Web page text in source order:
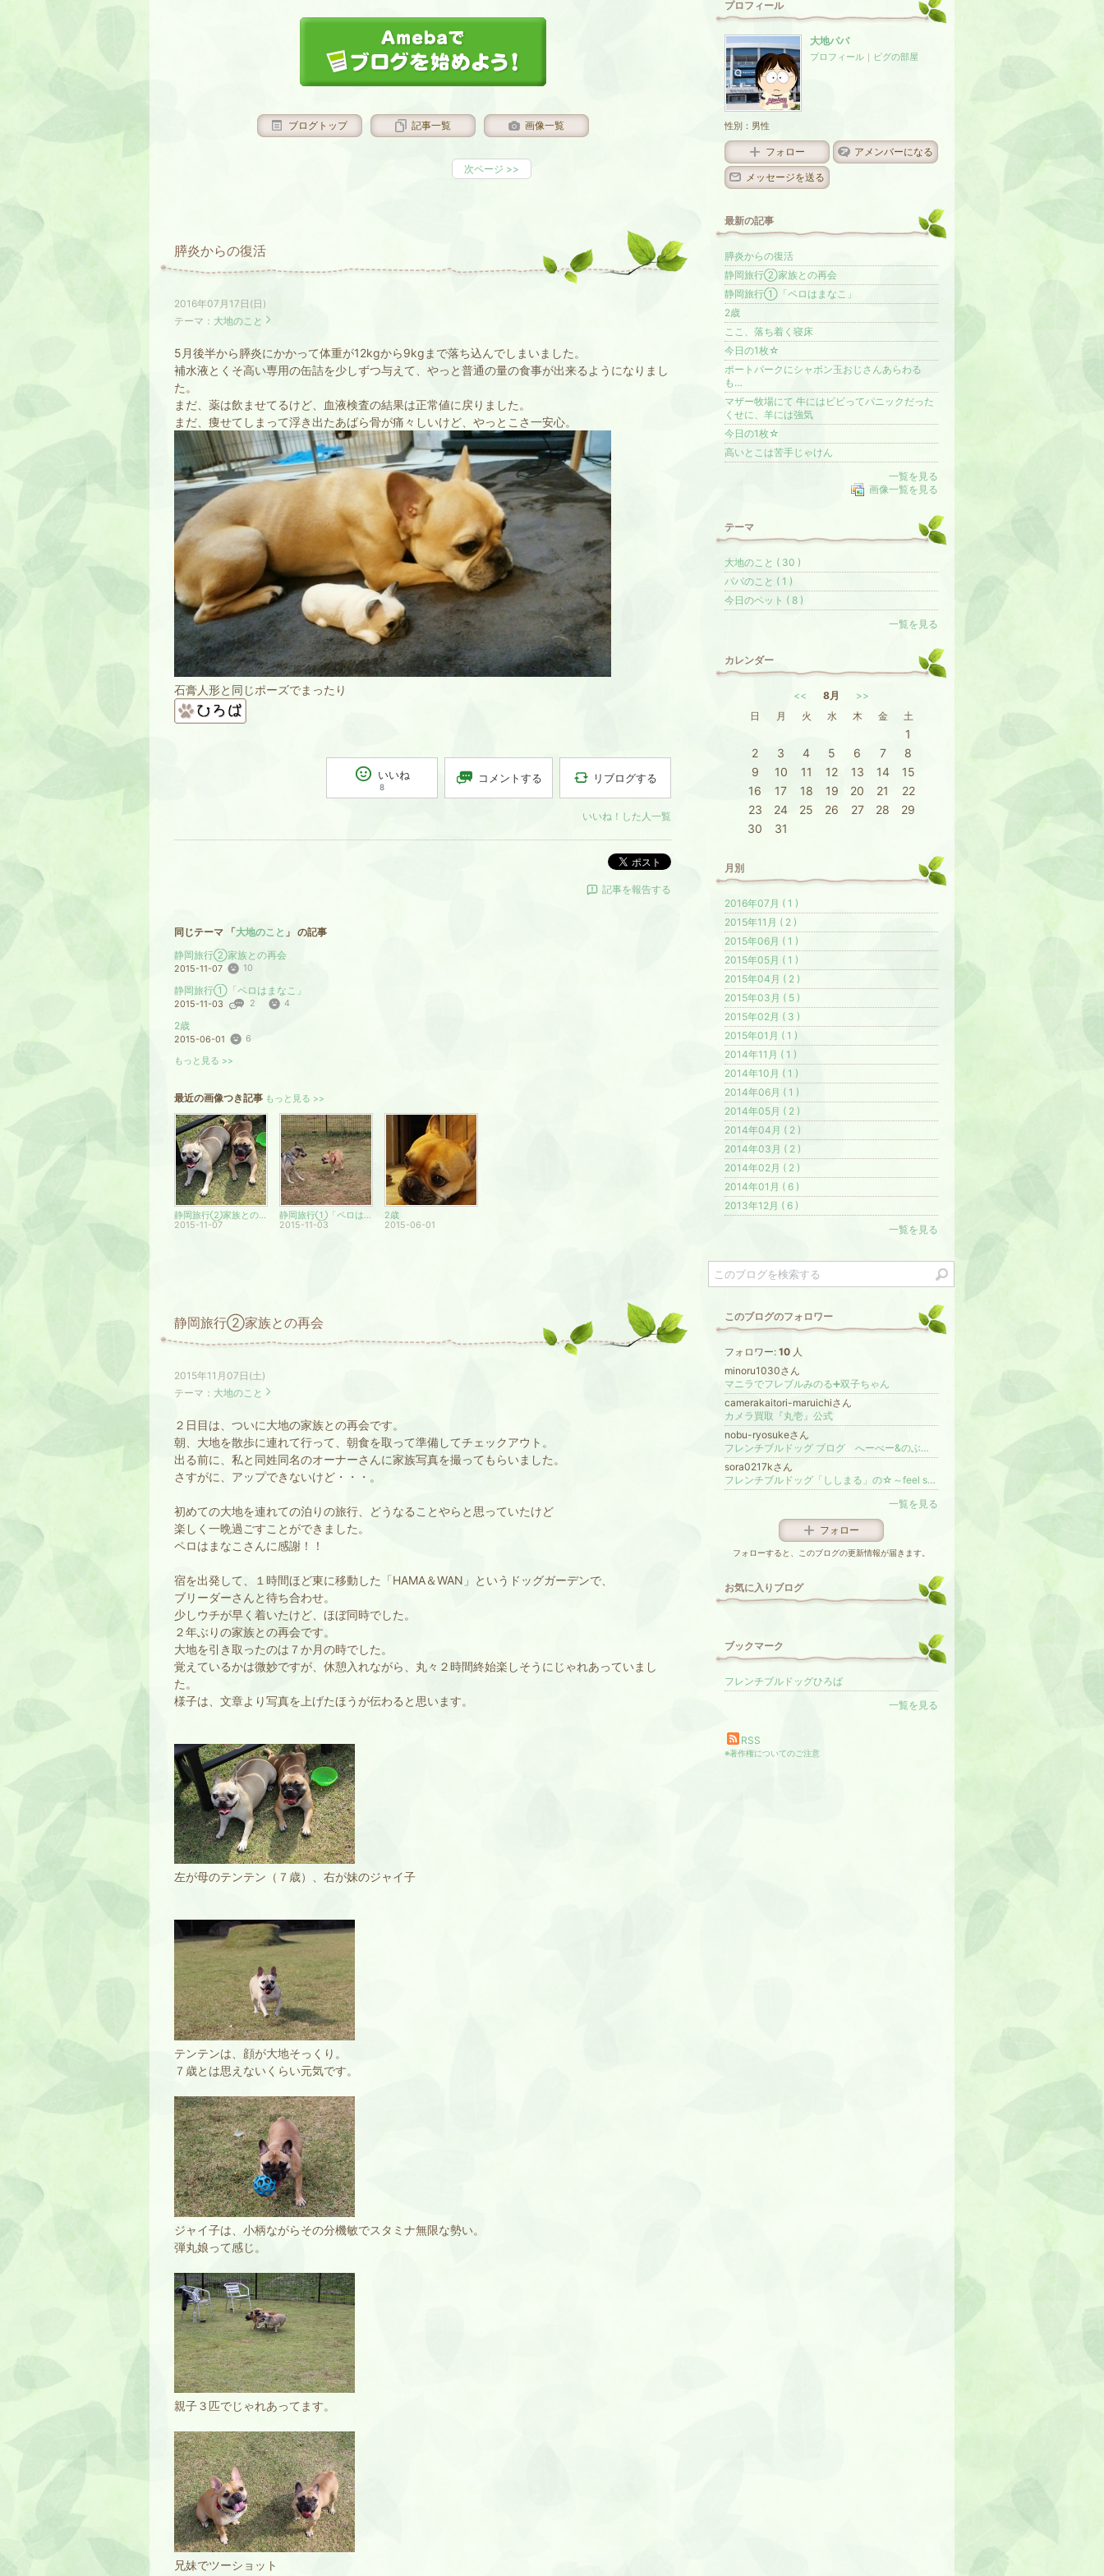
ブログトップ 記事一覧 画像一覧
次ページ >>
膵炎からの復活
2016年07月17日(日)
テーマ： 大地のこと
5月後半から膵炎にかかって体重が12kgから9kgまで落ち込んでしまいました。
補水液とくそ高い専用の缶詰を少しずつ与えて、やっと普通の量の食事が出来るようになりまし
た。
まだ、薬は飲ませてるけど、血液検査の結果は正常値に戻りました。
まだ、痩せてしまって浮き出たあばら骨が痛々しいけど、やっとこさ一安心。
石膏人形と同じポーズでまったり
いいね
8
コメントする リブログする
いいね！した人一覧
ポスト
記事を報告する
同じテーマ 「大地のこと 」 の記事
静岡旅行②家族との再会
2015-11-07 10
静岡旅行①「ペロはまなこ」
2015-11-03 2 4
2歳
2015-06-01 6
もっと見る >>
最近の画像つき記事 もっと見る >>
静岡旅行②家族との再会
2015-11-07
静岡旅行①「ペロはまなこ」
2015-11-03
2歳
2015-06-01
静岡旅行②家族との再会
2015年11月07日(土)
テーマ： 大地のこと
２日目は、ついに大地の家族との再会です。
朝、大地を散歩に連れて行って、朝食を取って準備してチェックアウト。
出る前に、私と同姓同名のオーナーさんに家族写真を撮ってもらいました。
さすがに、アップできないけど・・・。
初めての大地を連れての泊りの旅行、どうなることやらと思っていたけど
楽しく一晩過ごすことができました。
ペロはまなこさんに感謝！！
宿を出発して、１時間ほど東に移動した「HAMA＆WAN」というドッグガーデンで、
ブリーダーさんと待ち合わせ。
少しウチが早く着いたけど、ほぼ同時でした。
２年ぶりの家族との再会です。
大地を引き取ったのは７か月の時でした。
覚えているかは微妙ですが、休憩入れながら、丸々２時間終始楽しそうにじゃれあっていまし
た。
様子は、文章より写真を上げたほうが伝わると思います。
左が母のテンテン（７歳）、右が妹のジャイ子
テンテンは、顔が大地そっくり。
７歳とは思えないくらい元気です。
ジャイ子は、小柄ながらその分機敏でスタミナ無限な勢い。
弾丸娘って感じ。
親子３匹でじゃれあってます。
兄妹でツーショット
プロフィール
大地パパ
プロフィール ｜ ピグの部屋
性別： 男性
フォロー アメンバーになる
メッセージを送る
最新の記事
膵炎からの復活
静岡旅行②家族との再会
静岡旅行①「ペロはまなこ」
2歳
ここ、落ち着く寝床
今日の1枚☆
ポートパークにシャボン玉おじさんあらわる
も…
マザー牧場にて 牛にはビビってパニックだった
くせに、羊には強気
今日の1枚☆
高いとこは苦手じゃけん
一覧を見る
画像一覧を見る
テーマ
大地のこと ( 30 )
パパのこと ( 1 )
今日のペット ( 8 )
一覧を見る
カレンダー
<< 8月
>>
日
月 火 水 木 金 土
1
2
3 4 5 6 7
8
9
10 11 12 13 14
15
16
17 18 19 20 21
22
23
24 25 26 27 28
29
30
31
月別
2016年07月 ( 1 )
2015年11月 ( 2 )
2015年06月 ( 1 )
2015年05月 ( 1 )
2015年04月 ( 2 )
2015年03月 ( 5 )
2015年02月 ( 3 )
2015年01月 ( 1 )
2014年11月 ( 1 )
2014年10月 ( 1 )
2014年06月 ( 1 )
2014年05月 ( 2 )
2014年04月 ( 2 )
2014年03月 ( 2 )
2014年02月 ( 2 )
2014年01月 ( 6 )
2013年12月 ( 6 )
一覧を見る
このブログのフォロワー
フォロワー: 10 人
minoru1030さん
マニラでフレブルみのる➕双子ちゃん
camerakaitori-maruichiさん
カメラ買取『丸壱』公式
nobu-ryosukeさん
フレンチブルドッグ ブログ へーべー&のぶログ
sora0217kさん
フレンチブルドッグ「ししまる」の☆～feel so nice!～☆彡
一覧を見る
フォロー
フォローすると、このブログの更新情報が届きます。
お気に入りブログ
ブックマーク
フレンチブルドッグひろば
一覧を見る
RSS
※著作権についてのご注意